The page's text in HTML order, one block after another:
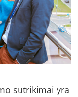
sutrikimai yra